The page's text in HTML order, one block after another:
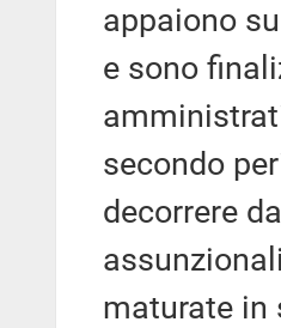
appaiono
e sono
secondo
decorrere
maturate in